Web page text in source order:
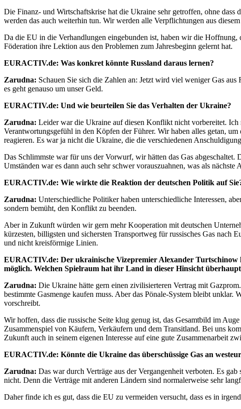
Die Finanz- und Wirtschaftskrise hat die Ukraine sehr getroffen, ohne
werden das auch weiterhin tun. Wir werden alle Verpflichtungen aus
Da die EU in die Verhandlungen eingebunden ist, haben wir die Hoffnung,
Föderation ihre Lektion aus den Problemen zum Jahresbeginn gelernt hat.
EURACTIV.de: Was konkret könnte Russland daraus lernen?
Zarudna: Schauen Sie sich die Zahlen an: Jetzt wird viel weniger Gas
es geht genauso um unser Geld.
EURACTIV.de: Und wie beurteilen Sie das Verhalten der Ukraine?
Zarudna: Leider war die Ukraine auf diesen Konflikt nicht vorbereitet. Ich
Verantwortungsgefühl in den Köpfen der Führer. Wir haben alles getan,
reagieren. Es war ja nicht die Ukraine, die die verschiedenen
Das Schlimmste war für uns der Vorwurf, wir hätten das Gas
Umständen war es dann auch sehr schwer vorauszuahnen, was als
EURACTIV.de: Wie wirkte die Reaktion der deutschen Politik auf
Zarudna: Unterschiedliche Politiker haben unterschiedliche Interessen,
sondern bemüht, den Konflikt zu beenden.
Aber in Zukunft würden wir gern mehr Kooperation mit deutschen
kürzesten, billigsten und sichersten Transportweg für russisches Gas nach
und nicht kreisförmige Linien.
EURACTIV.de: Der ukrainische Vizepremier Alexander Turtschinow
möglich. Welchen Spielraum hat ihr Land in dieser Hinsicht
Zarudna: Die Ukraine hätte gern einen zivilisierteren Vertrag mit
bestimmte Gasmenge kaufen muss. Aber das Pönale-System bleibt
vorschreibt.
Wir hoffen, dass die russische Seite klug genug ist, das Gesamtbild im
Zusammenspiel von Käufern, Verkäufern und dem Transitland. Bei uns
Zukunft auch in seinem eigenen Interesse auf eine gute Zusammenarbeit
EURACTIV.de: Könnte die Ukraine das überschüssige Gas an
Zarudna: Das war durch Verträge aus der Vergangenheit verboten. Es
nicht. Denn die Verträge mit anderen Ländern sind normalerweise sehr
Daher finde ich es gut, dass die EU zu vermeiden versucht, dass es in